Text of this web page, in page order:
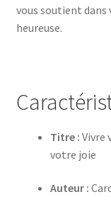
vous soutient dans
heureuse.
Titre : Vivre
votre joie
Auteur :